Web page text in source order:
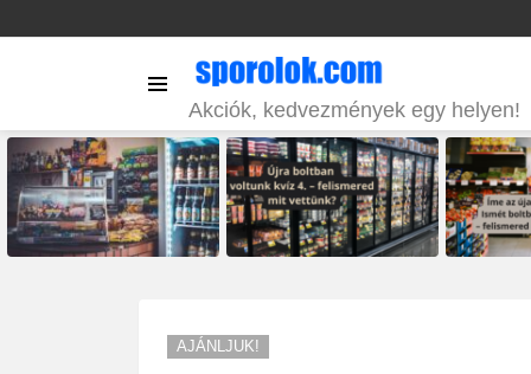
Akciók, kedvezmények egy helyen!
STORIES
AJÁNLJUK!